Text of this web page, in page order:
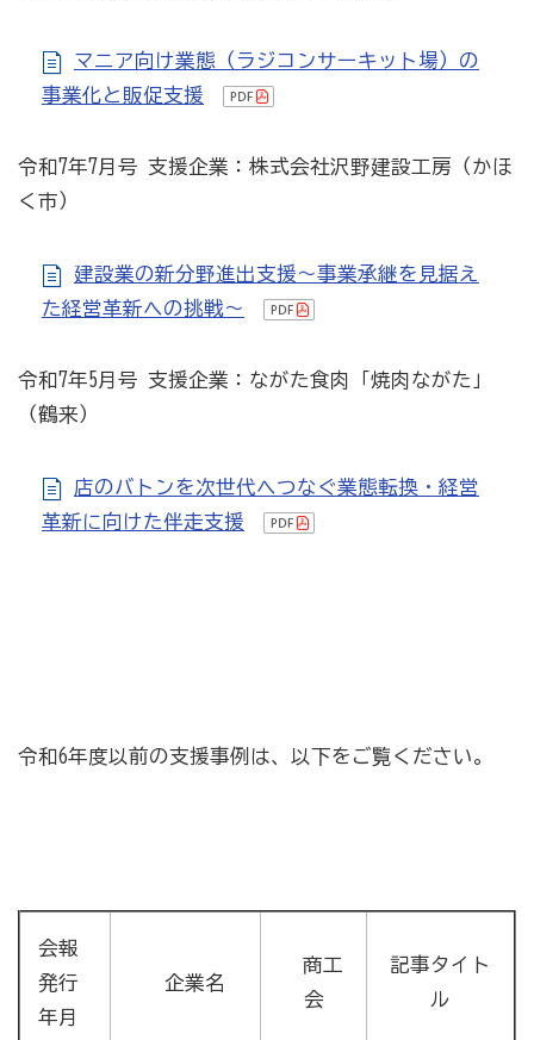
マニア向け業態（ラジコンサーキット場）の
事業化と販促支援
令和7年7月号 支援企業：株式会社沢野建設工房（かほ
く市）
建設業の新分野進出支援～事業承継を見据え
た経営革新への挑戦～
令和7年5月号 支援企業：ながた食肉「焼肉ながた」
（鶴来）
店のバトンを次世代へつなぐ業態転換・経営
革新に向けた伴走支援
令和6年度以前の支援事例は、以下をご覧ください。
会報
発行
年月
企業名
商工
会
記事タイト
ル
海外での知財係争による経営リスクから皆様をお守りし
ます（海外知財訴訟費用保険制度）
険）
商工会のサービス
[商工会員限定]初期費用も月額料金も0円!「グーペ」な
ら、ホームページが無料で作れます。
行きます・聞きます・提案します そして伴走します～
商工会
目的 事業内容 商工会のあゆみ（沿革）
青年部について